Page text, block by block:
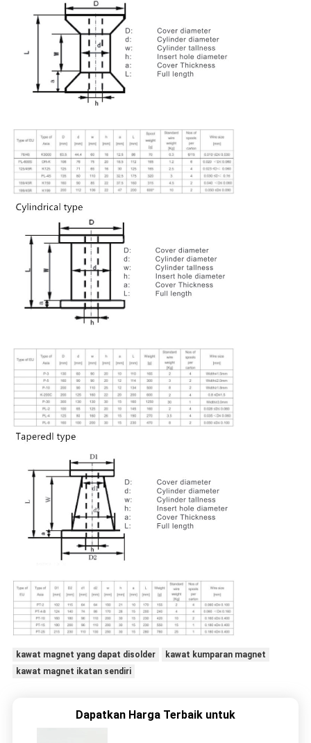
kawat magnet yang dapat disolder
kawat kumparan magnet
kawat magnet ikatan sendiri
Dapatkan Harga Terbaik untuk